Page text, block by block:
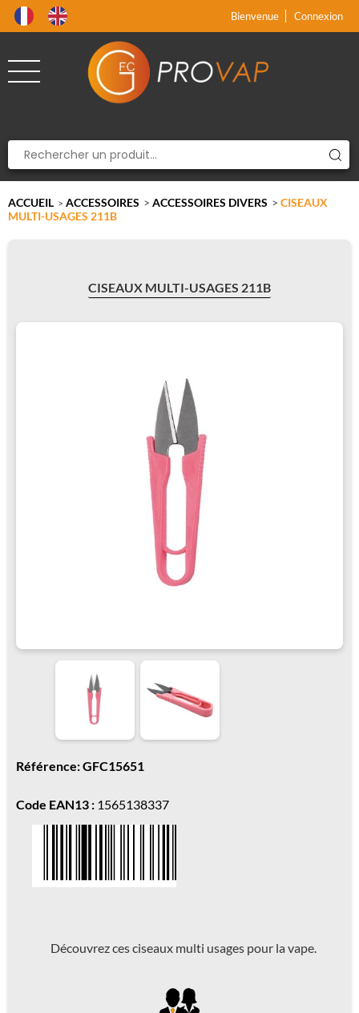
Bienvenue Connexion
ACCUEIL > ACCESSOIRES > ACCESSOIRES DIVERS > CISEAUX
MULTI-USAGES 211B
CISEAUX MULTI-USAGES 211B
Référence: GFC15651
Code EAN13 : 1565138337
Découvrez ces ciseaux multi usages pour la vape.
x
x